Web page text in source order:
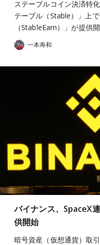
ステーブルコイン決済特
テーブル（Stable）」上
（StableEarn）」が提供
一本寿和
バイナンス、SpaceX
供開始
暗号資産（仮想通貨）取